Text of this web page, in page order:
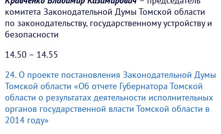
комитета Законодательной Думы Томской области
по законодательству, государственному устройству и
безопасности
14.50 – 14.55
24. О проекте постановления Законодательной Думы
Томской области «Об отчете Губернатора Томской
области о результатах деятельности исполнительных
органов государственной власти Томской области в
2014 году»